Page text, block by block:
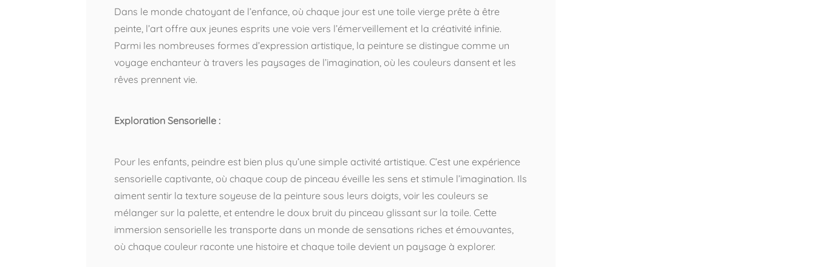
Dans le monde chatoyant de l’enfance, où chaque jour est une toile vierge prête à être
peinte, l’art offre aux jeunes esprits une voie vers l’émerveillement et la créativité infinie.
Parmi les nombreuses formes d’expression artistique, la peinture se distingue comme un
voyage enchanteur à travers les paysages de l’imagination, où les couleurs dansent et les
rêves prennent vie.
Exploration Sensorielle :
Pour les enfants, peindre est bien plus qu’une simple activité artistique. C’est une expérience
sensorielle captivante, où chaque coup de pinceau éveille les sens et stimule l’imagination. Ils
aiment sentir la texture soyeuse de la peinture sous leurs doigts, voir les couleurs se
mélanger sur la palette, et entendre le doux bruit du pinceau glissant sur la toile. Cette
immersion sensorielle les transporte dans un monde de sensations riches et émouvantes,
où chaque couleur raconte une histoire et chaque toile devient un paysage à explorer.